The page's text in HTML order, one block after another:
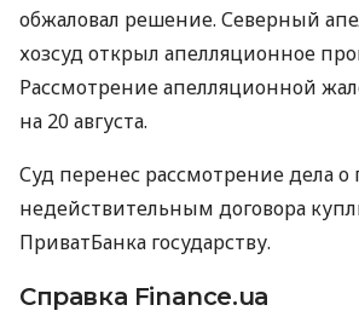
обжаловал решение. Северный
хозсуд открыл апелляционное
Рассмотрение апелляционной
на 20 августа.
Суд перенес рассмотрение дела
недействительным договора
ПриватБанка государству.
Справка Finance.ua